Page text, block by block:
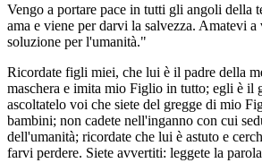
Vengo a portare pace in tutti gli angoli della
ama e viene per darvi la salvezza. Amatevi a
soluzione per l'umanità."
Ricordate figli miei, che lui è il padre della
maschera e imita mio Figlio in tutto; egli è il
ascoltatelo voi che siete del gregge di mio
bambini; non cadete nell'inganno con cui
dell'umanità; ricordate che lui è astuto e
farvi perdere. Siete avvertiti: leggete la